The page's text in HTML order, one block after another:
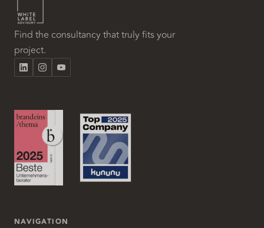
Find the consultancy that truly fits your
project.
NAVIGATION